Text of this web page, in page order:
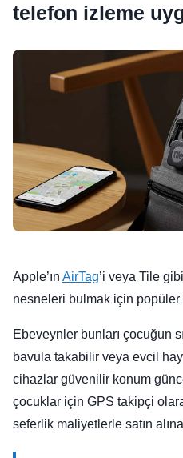
telefon izleme
Apple’ın AirTag’i veya Tile
nesneleri bulmak için popüler
Ebeveynler bunları çocuğun
bavula takabilir veya evcil
cihazlar güvenilir konum
çocuklar için GPS takipçi
seferlik maliyetlerle satın